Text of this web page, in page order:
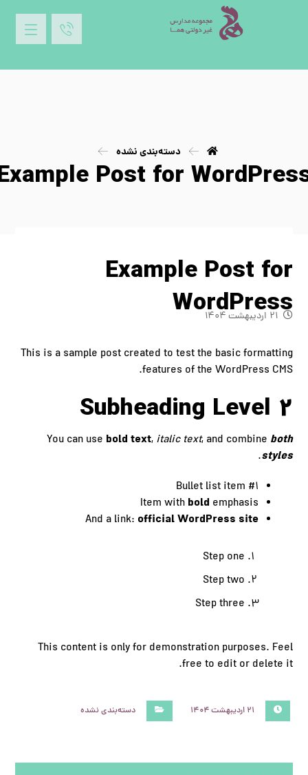
دسته‌بندی نشده
Post for
Example Post for
WordPress
۲۱ اردیبهشت ۱۴۰۴
This is a sample post created to test the basic formatting
features of the WordPress CMS.
Subheading Level 2
You can use bold text, italic text, and combine both
styles
.
Bullet list item #1
Item with bold emphasis
And a link: official WordPress site
Step one
Step two
Step three
This content is only for demonstration purposes. Feel
free to edit or delete it.
۲۱ اردیبهشت ۱۴۰۴ دسته‌بندی نشده